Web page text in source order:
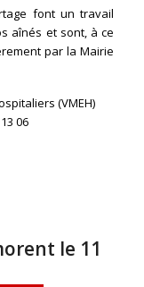
font un travail
aînés et sont, à ce
par la Mairie
(VMEH)
06
le 11